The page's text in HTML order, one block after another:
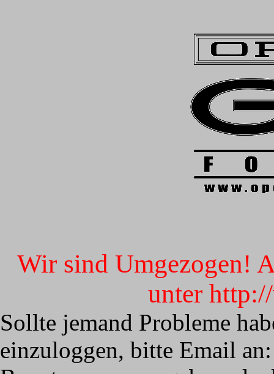
Wir sind Umgezogen!
unter
Sollte jemand Probleme
einzuloggen, bitte Email